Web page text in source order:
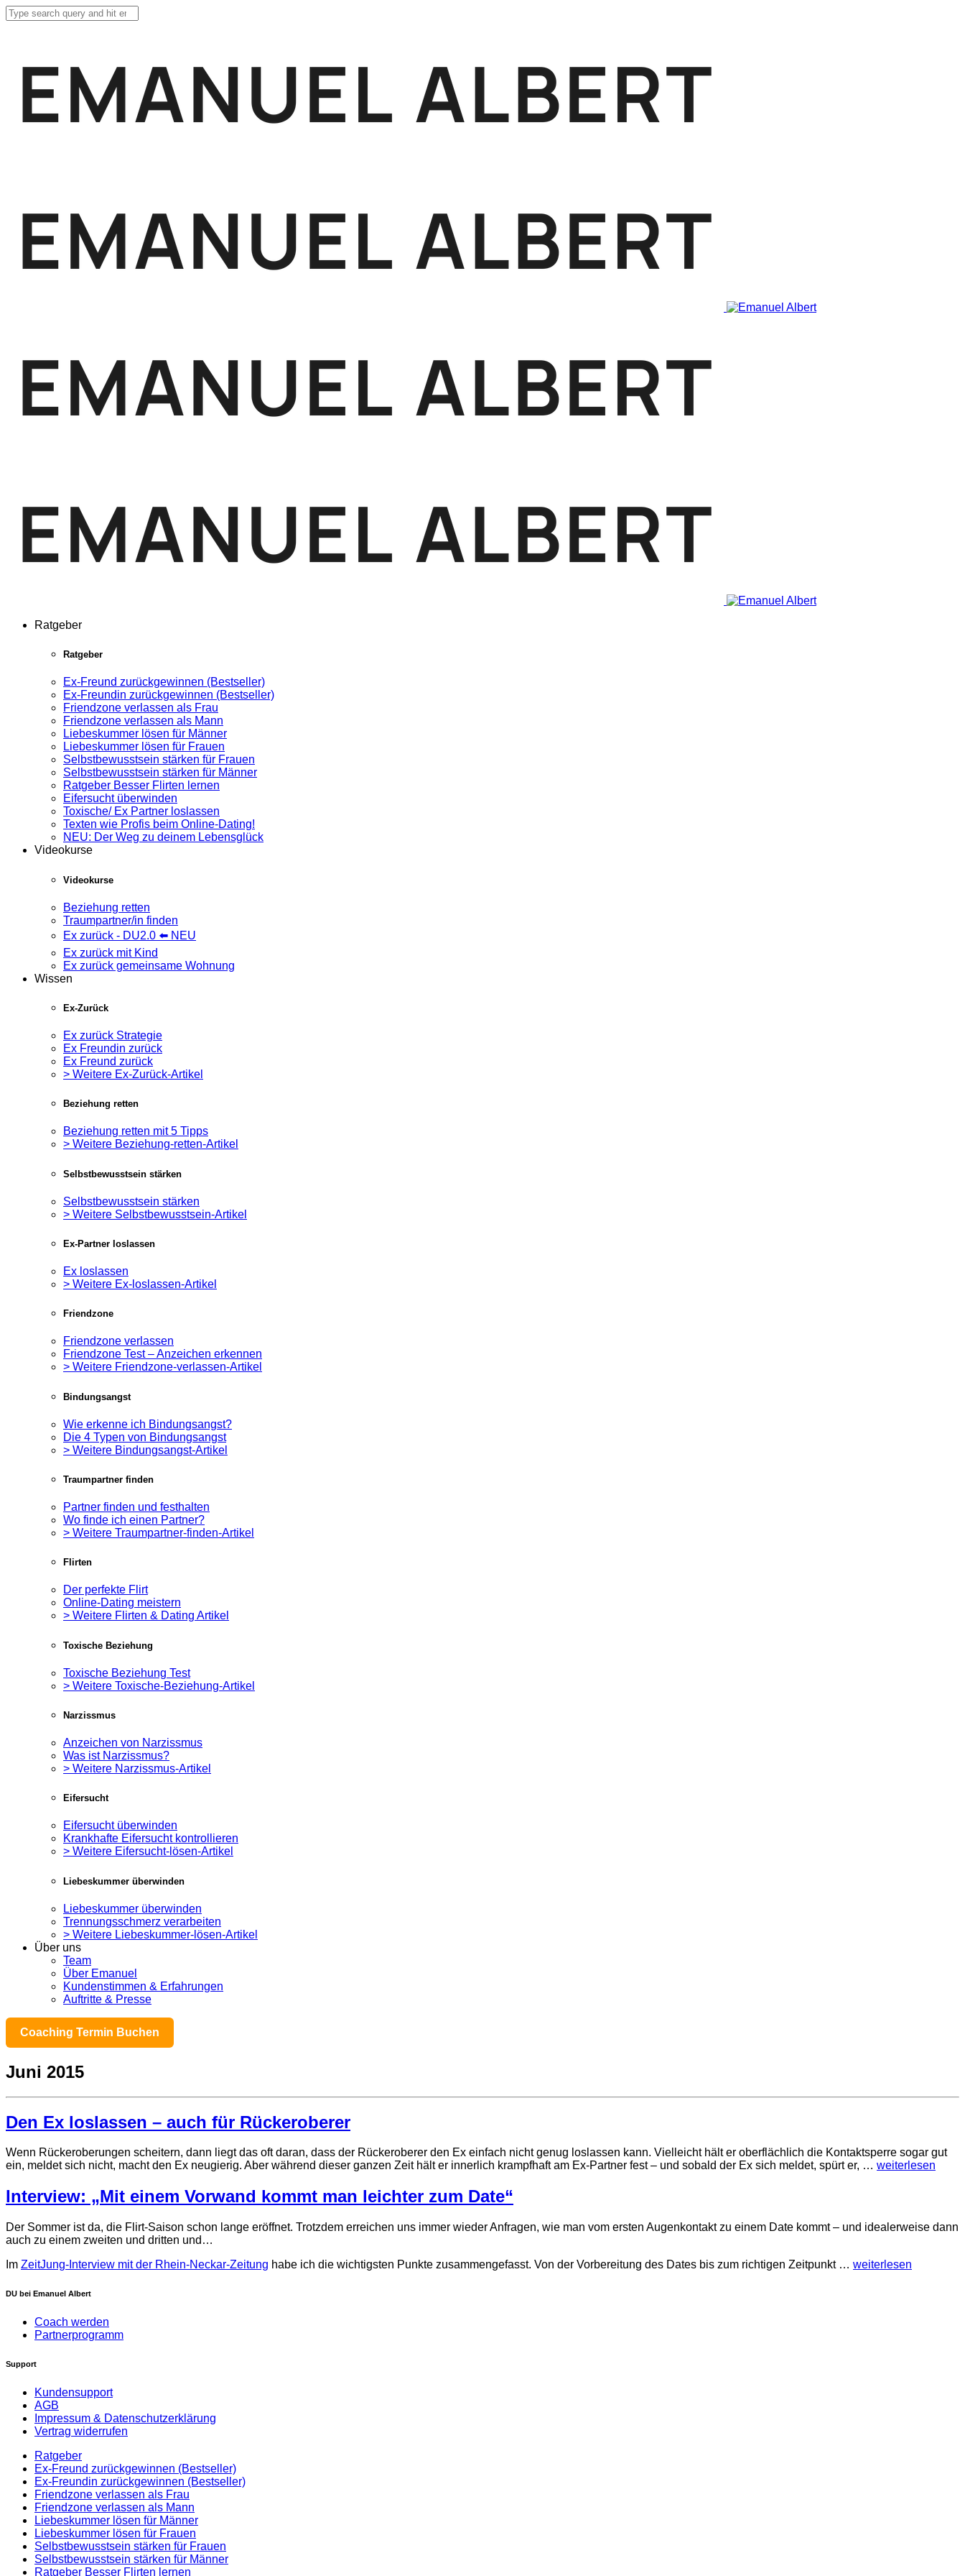
Ratgeber
Ratgeber
Ex-Freund zurückgewinnen (Bestseller)
Ex-Freundin zurückgewinnen (Bestseller)
Friendzone verlassen als Frau
Friendzone verlassen als Mann
Liebeskummer lösen für Männer
Liebeskummer lösen für Frauen
Selbstbewusstsein stärken für Frauen
Selbstbewusstsein stärken für Männer
Ratgeber Besser Flirten lernen
Eifersucht überwinden
Toxische/ Ex Partner loslassen
Texten wie Profis beim Online-Dating!
NEU: Der Weg zu deinem Lebensglück
Videokurse
Videokurse
Beziehung retten
Traumpartner/in finden
Ex zurück - DU2.0 ⬅️ NEU
Ex zurück mit Kind
Ex zurück gemeinsame Wohnung
Wissen
Ex-Zurück
Ex zurück Strategie
Ex Freundin zurück
Ex Freund zurück
> Weitere Ex-Zurück-Artikel
Beziehung retten
Beziehung retten mit 5 Tipps
> Weitere Beziehung-retten-Artikel
Selbstbewusstsein stärken
Selbstbewusstsein stärken
> Weitere Selbstbewusstsein-Artikel
Ex-Partner loslassen
Ex loslassen
> Weitere Ex-loslassen-Artikel
Friendzone
Friendzone verlassen
Friendzone Test – Anzeichen erkennen
> Weitere Friendzone-verlassen-Artikel
Bindungsangst
Wie erkenne ich Bindungsangst?
Die 4 Typen von Bindungsangst
> Weitere Bindungsangst-Artikel
Traumpartner finden
Partner finden und festhalten
Wo finde ich einen Partner?
> Weitere Traumpartner-finden-Artikel
Flirten
Der perfekte Flirt
Online-Dating meistern
> Weitere Flirten & Dating Artikel
Toxische Beziehung
Toxische Beziehung Test
> Weitere Toxische-Beziehung-Artikel
Narzissmus
Anzeichen von Narzissmus
Was ist Narzissmus?
> Weitere Narzissmus-Artikel
Eifersucht
Eifersucht überwinden
Krankhafte Eifersucht kontrollieren
> Weitere Eifersucht-lösen-Artikel
Liebeskummer überwinden
Liebeskummer überwinden
Trennungsschmerz verarbeiten
> Weitere Liebeskummer-lösen-Artikel
Über uns
Team
Über Emanuel
Kundenstimmen & Erfahrungen
Auftritte & Presse
Coaching Termin Buchen
Juni 2015
Den Ex loslassen – auch für Rückeroberer
Wenn Rückeroberungen scheitern, dann liegt das oft daran, dass der Rückeroberer den Ex einfach nicht genug loslassen kann. Vielleicht hält er oberflächlich die Kontaktsperre sogar gut
ein, meldet sich nicht, macht den Ex neugierig. Aber während dieser ganzen Zeit hält er innerlich krampfhaft am Ex-Partner fest – und sobald der Ex sich meldet, spürt er, … weiterlesen
Interview: „Mit einem Vorwand kommt man leichter zum Date“
Der Sommer ist da, die Flirt-Saison schon lange eröffnet. Trotzdem erreichen uns immer wieder Anfragen, wie man vom ersten Augenkontakt zu einem Date kommt – und idealerweise dann
auch zu einem zweiten und dritten und…
Im ZeitJung-Interview mit der Rhein-Neckar-Zeitung habe ich die wichtigsten Punkte zusammengefasst. Von der Vorbereitung des Dates bis zum richtigen Zeitpunkt … weiterlesen
DU bei Emanuel Albert
Coach werden
Partnerprogramm
Support
Kundensupport
AGB
Impressum & Datenschutzerklärung
Vertrag widerrufen
Ratgeber
Ex-Freund zurückgewinnen (Bestseller)
Ex-Freundin zurückgewinnen (Bestseller)
Friendzone verlassen als Frau
Friendzone verlassen als Mann
Liebeskummer lösen für Männer
Liebeskummer lösen für Frauen
Selbstbewusstsein stärken für Frauen
Selbstbewusstsein stärken für Männer
Ratgeber Besser Flirten lernen